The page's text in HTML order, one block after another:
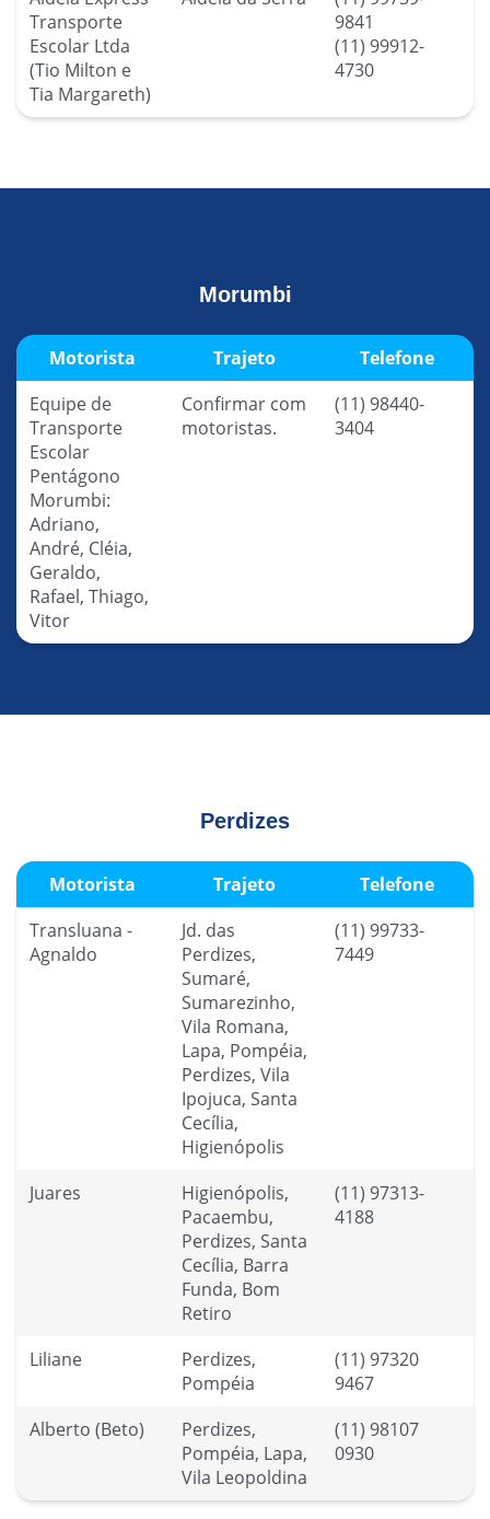
Transporte
Escolar Ltda
(Tio Milton e
Tia Margareth)
9841
(11) 99912-
4730
Morumbi
Motorista Trajeto
Telefone
Equipe de
Transporte
Escolar
Pentágono
Morumbi:
Adriano,
André, Cléia,
Geraldo,
Rafael, Thiago,
Vitor
Confirmar com
motoristas.
(11) 98440-
3404
Perdizes
Motorista Trajeto
Telefone
Transluana -
Agnaldo
Jd. das
Perdizes,
Sumaré,
Sumarezinho,
Vila Romana,
Lapa, Pompéia,
Perdizes, Vila
Ipojuca, Santa
Cecília,
Higienópolis
(11) 99733-
7449
Juares
Higienópolis,
Pacaembu,
Perdizes, Santa
Cecília, Barra
Funda, Bom
Retiro
(11) 97313-
4188
Liliane
Perdizes,
Pompéia
(11) 97320
9467
Alberto (Beto)
Perdizes,
Pompéia, Lapa,
Vila Leopoldina
(11) 98107
0930